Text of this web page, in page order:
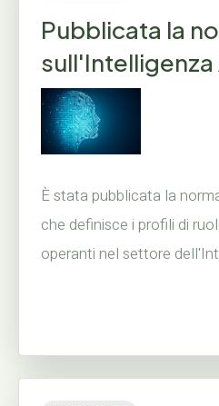
Pubblicata la
È stata pubblicata la
che definisce i profili di
operanti nel settore